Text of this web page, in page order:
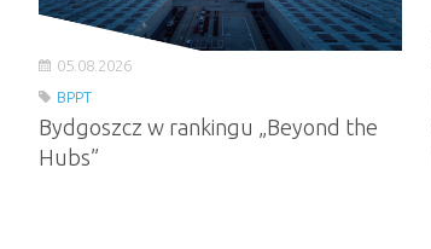
05.08.2026
BPPT
Bydgoszcz w rankingu „Beyond the
Hubs”